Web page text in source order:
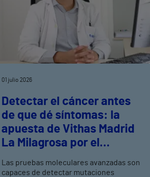
01 julio 2026
Detectar el cáncer antes
de que dé síntomas: la
apuesta de Vithas Madrid
La Milagrosa por el
Las pruebas moleculares avanzadas son
capaces de detectar mutaciones